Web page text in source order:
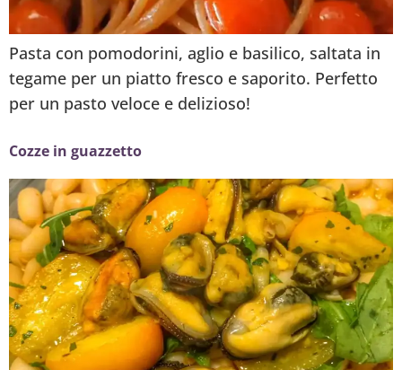
Pasta con pomodorini, aglio e basilico, saltata in
tegame per un piatto fresco e saporito. Perfetto
per un pasto veloce e delizioso!
Cozze in guazzetto